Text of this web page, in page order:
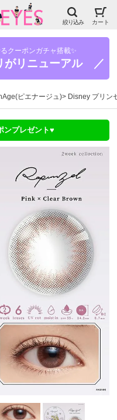
絞り込み カート
クーポンガチャ搭載✨
リニューアル ／
ピエナージュ) Disney プリン
ンプレゼント♥